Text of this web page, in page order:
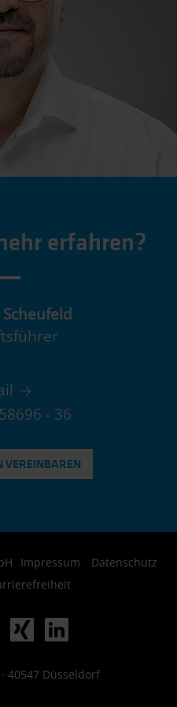
erfahren?
- 36
VEREINBAREN
Impressum
Datenschutz
40547 Düsseldorf